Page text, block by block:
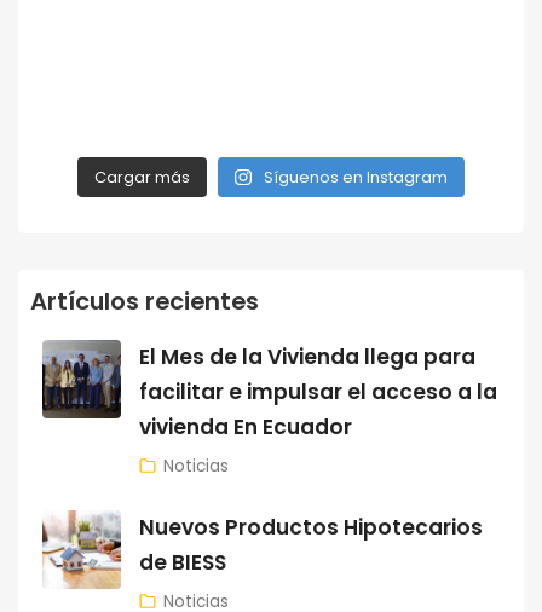
Cargar más Síguenos en Instagram
Artículos recientes
El Mes de la Vivienda llega para
facilitar e impulsar el acceso a la
vivienda En Ecuador
Noticias
Nuevos Productos Hipotecarios
de BIESS
Noticias